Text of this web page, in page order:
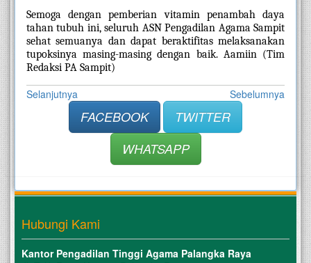
Semoga dengan pemberian vitamin penambah daya
tahan tubuh ini, seluruh ASN Pengadilan Agama Sampit
sehat semuanya dan dapat beraktifitas melaksanakan
tupoksinya masing-masing dengan baik. Aamiin (Tim
Redaksi PA Sampit)
Selanjutnya Sebelumnya
FACEBOOK
TWITTER
WHATSAPP
Hubungi Kami
Kantor Pengadilan Tinggi Agama Palangka Raya